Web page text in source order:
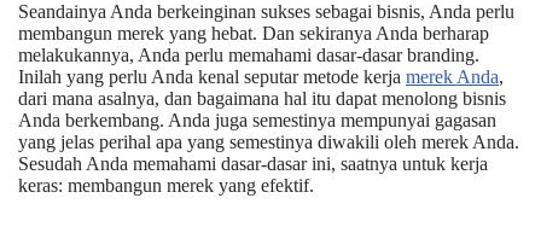
Seandainya Anda berkeinginan sukses sebagai bisnis, Anda perlu
membangun merek yang hebat. Dan sekiranya Anda berharap
melakukannya, Anda perlu memahami dasar-dasar branding.
Inilah yang perlu Anda kenal seputar metode kerja merek Anda,
dari mana asalnya, dan bagaimana hal itu dapat menolong bisnis
Anda berkembang. Anda juga semestinya mempunyai gagasan
yang jelas perihal apa yang semestinya diwakili oleh merek Anda.
Sesudah Anda memahami dasar-dasar ini, saatnya untuk kerja
keras: membangun merek yang efektif.